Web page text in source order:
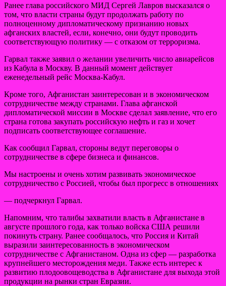
Ранее глава российского МИД Сергей Лавров высказался о
том, что власти страны будут продолжать работу по
полноценному дипломатическому признанию новых
афганских властей, если, конечно, они будут проводить
соответствующую политику — с отказом от терроризма.
Гарвал также заявил о желании увеличить число авиарейсов
из Кабула в Москву. В данный момент действует
еженедельный рейс Москва-Кабул.
Кроме того, Афганистан заинтересован и в экономическом
сотрудничестве между странами. Глава афганской
дипломатической миссии в Москве сделал заявление, что его
страна готова закупать российскую нефть и газ и хочет
подписать соответствующее соглашение.
Как сообщил Гарвал, стороны ведут переговоры о
сотрудничестве в сфере бизнеса и финансов.
Мы настроены и очень хотим развивать экономическое
сотрудничество с Россией, чтобы был прогресс в отношениях
— подчеркнул Гарвал.
Напомним, что талибы захватили власть в Афганистане в
августе прошлого года, как только войска США решили
покинуть страну. Ранее сообщалось, что Россия и Китай
выразили заинтересованность в экономическом
сотрудничестве с Афганистаном. Одна из сфер — разработка
крупнейшего месторождения меди. Также есть интерес к
развитию плодоовощеводства в Афганистане для выхода этой
продукции на рынки стран Евразии.